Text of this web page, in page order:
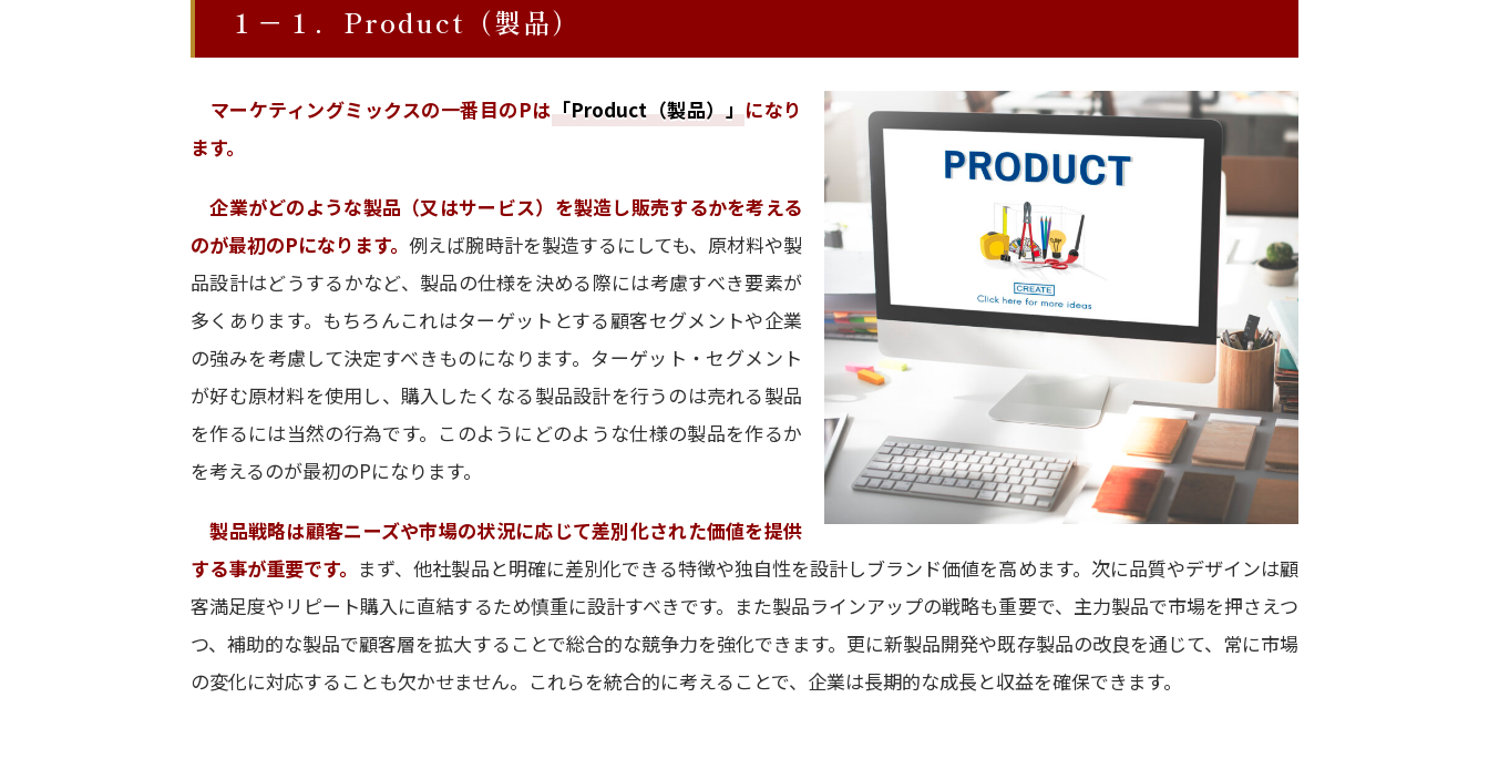
１－１．Product（製品）
マーケティングミックスの一番目のPは「Product（製品）」になり
ます。
企業がどのような製品（又はサービス）を製造し販売するかを考える
のが最初のPになります。例えば腕時計を製造するにしても、原材料や製
品設計はどうするかなど、製品の仕様を決める際には考慮すべき要素が
多くあります。もちろんこれはターゲットとする顧客セグメントや企業
の強みを考慮して決定すべきものになります。ターゲット・セグメント
が好む原材料を使用し、購入したくなる製品設計を行うのは売れる製品
を作るには当然の行為です。このようにどのような仕様の製品を作るか
を考えるのが最初のPになります。
製品戦略は顧客ニーズや市場の状況に応じて差別化された価値を提供
する事が重要です。 まず、他社製品と明確に差別化できる特徴や独自性を設計しブランド価値を高めます。次に品質やデザインは顧
客満足度やリピート購入に直結するため慎重に設計すべきです。また製品ラインアップの戦略も重要で、主力製品で市場を押さえつ
つ、補助的な製品で顧客層を拡大することで総合的な競争力を強化できます。更に新製品開発や既存製品の改良を通じて、常に市場
の変化に対応することも欠かせません。これらを統合的に考えることで、企業は長期的な成長と収益を確保できます。